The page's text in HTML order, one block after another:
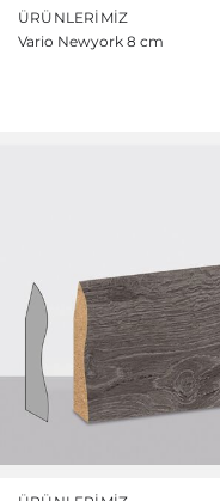
ÜRÜNLERIMIZ
Vario Newyork 8 cm